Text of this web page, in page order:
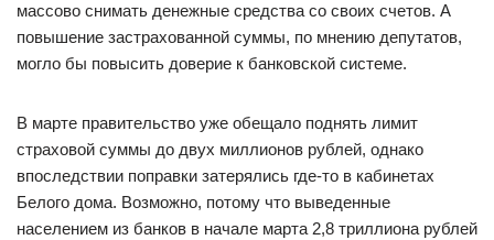
массово снимать денежные средства со своих счетов. А
повышение застрахованной суммы, по мнению депутатов,
могло бы повысить доверие к банковской системе.
В марте правительство уже обещало поднять лимит
страховой суммы до двух миллионов рублей, однако
впоследствии поправки затерялись где-то в кабинетах
Белого дома. Возможно, потому что выведенные
населением из банков в начале марта 2,8 триллиона рублей